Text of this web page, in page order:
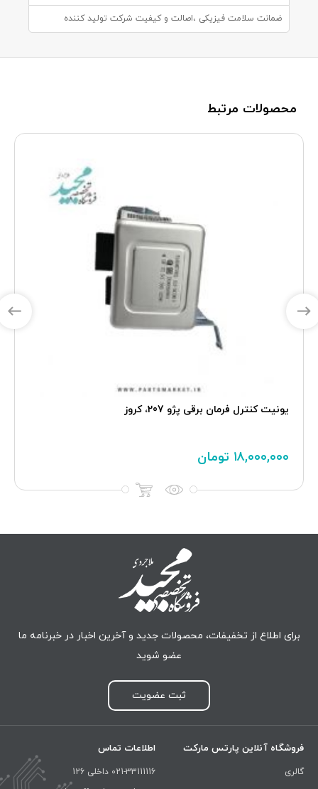
ضمانت سلامت فیزیکی ،اصالت و کیفیت شرکت تولید کننده
محصولات مرتبط
یونیت کنترل فرمان برقی پژو 207، کروز
۱۸,۰۰۰,۰۰۰ تومان
برای اطلاع از تخفیفات، محصولات جدید و آخرین اخبار در خبرنامه ما
عضو شوید
ثبت عضویت
فروشگاه آنلاین پارتس مارکت
گالری
اطلاعات تماس
021-33111116 داخلی 126